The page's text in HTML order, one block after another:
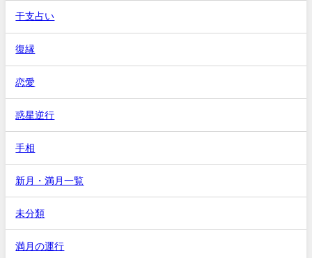
干支占い
復縁
恋愛
惑星逆行
手相
新月・満月一覧
未分類
満月の運行